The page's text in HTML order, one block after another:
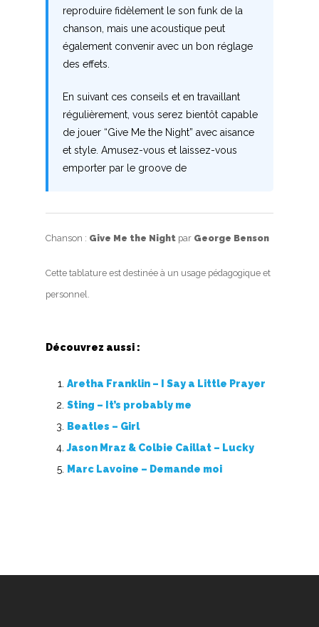
reproduire fidèlement le son funk de la
chanson, mais une acoustique peut
également convenir avec un bon réglage
des effets.
En suivant ces conseils et en travaillant
régulièrement, vous serez bientôt capable
de jouer “Give Me the Night” avec aisance
et style. Amusez-vous et laissez-vous
emporter par le groove de
Chanson : Give Me the Night par George Benson
Cette tablature est destinée à un usage pédagogique et
personnel.
Découvrez aussi :
Aretha Franklin – I Say a Little Prayer
Sting – It’s probably me
Beatles – Girl
Jason Mraz & Colbie Caillat – Lucky
Marc Lavoine – Demande moi